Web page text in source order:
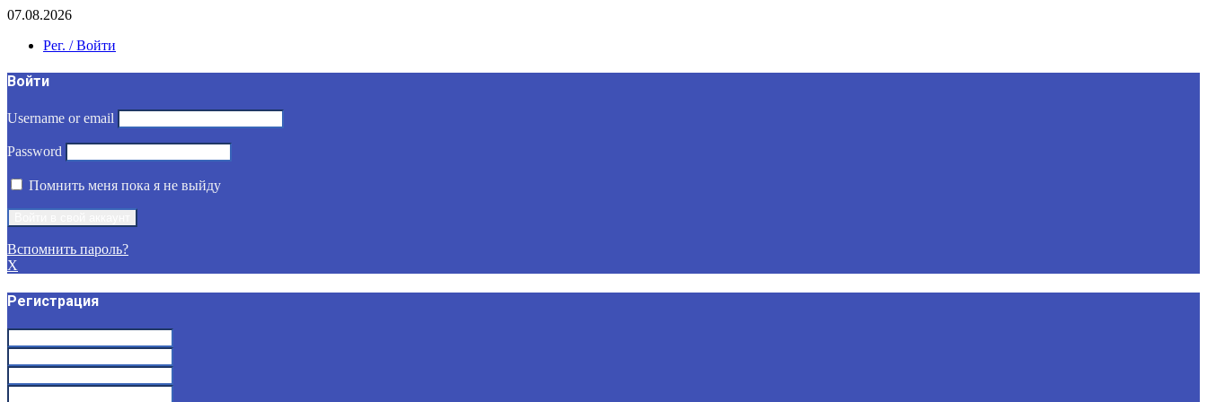
07.08.2026
Рег. / Войти
Войти
Username or email
Password
Помнить меня пока я не выйду
Вспомнить пароль?
X
Регистрация